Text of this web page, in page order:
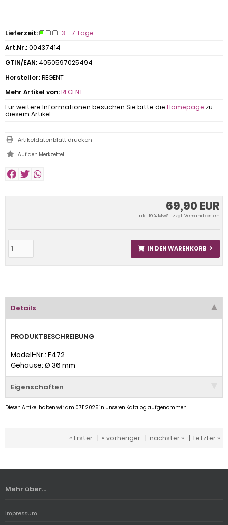
69,90 EUR
inkl. 19 % MwSt. zzgl.Versandkosten
IN DEN WARENKORB
Lieferzeit:
3 - 7 Tage
Art.Nr.:00437414
GTIN/EAN: 4050597025494
Hersteller:REGENT
Mehr Artikel von:REGENT
Für weitere Informationen besuchen Sie bitte die Homepage zu
diesem Artikel.
Artikeldatenblatt drucken
Details
PRODUKTBESCHREIBUNG
Modell-Nr.: F472
Gehäuse: Ø 36 mm
Eigenschaften
Diesen Artikel haben wir am 07.11.2025 in unseren Katalog aufgenommen.
« Erster | « vorheriger | nächster » | Letzter »
Mehr über...
Impressum